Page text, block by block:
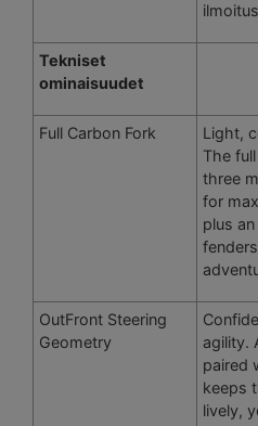
Tekniset
ominaisuudet
Full Carbon Fork
Light,
The
three
for
plus
OutFront Steering
Geometry
agility.
paired
keeps
lively,